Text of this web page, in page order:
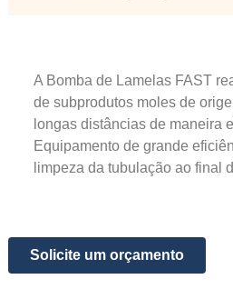
A Bomba de Lamelas FAST
de subprodutos moles de
longas distâncias de maneira
Equipamento de grande
limpeza da tubulação ao final
Solicite um orçamento